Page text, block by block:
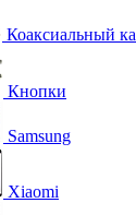
Коаксиальный
Кнопки
Samsung
Xiaomi